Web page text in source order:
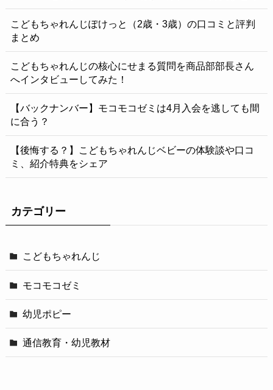
こどもちゃれんじぽけっと（2歳・3歳）の口コミと評判
まとめ
こどもちゃれんじの核心にせまる質問を商品部部長さん
へインタビューしてみた！
【バックナンバー】モコモコゼミは4月入会を逃しても間
に合う？
【後悔する？】こどもちゃれんじベビーの体験談や口コ
ミ、紹介特典をシェア
カテゴリー
こどもちゃれんじ
モコモコゼミ
幼児ポピー
通信教育・幼児教材